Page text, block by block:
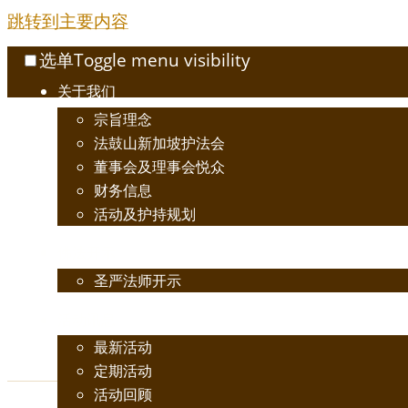
跳转到主要内容
选单Toggle menu visibility
关于我们
宗旨理念
法鼓山新加坡护法会
董事会及理事会悦众
财务信息
活动及护持规划
圣严法师开示
最新活动
定期活动
活动回顾